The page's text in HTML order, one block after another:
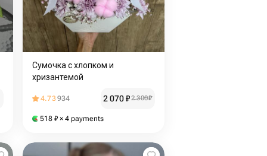
Сумочка с хлопком и
хризантемой
4.73934 2 070₽2 300₽
518 ₽ × 4 payments